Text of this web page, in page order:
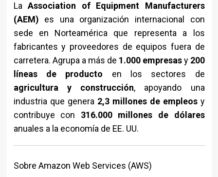
La Association of Equipment Manufacturers
(AEM) es una organización internacional con
sede en Norteamérica que representa a los
fabricantes y proveedores de equipos fuera de
carretera. Agrupa a más de 1.000 empresasy 200
líneas de producto en los sectores de
agricultura y construcción, apoyando una
industria que genera 2,3 millones de empleosy
contribuye con 316.000 millones de dólares
anuales a la economía de EE. UU.
Sobre Amazon Web Services (AWS)